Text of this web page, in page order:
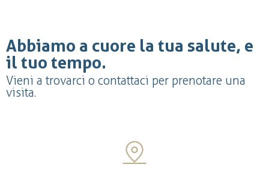
Abbiamo a cuore la tua salute, e
il tuo tempo.
Vieni a trovarci o contattaci per prenotare una
visita.